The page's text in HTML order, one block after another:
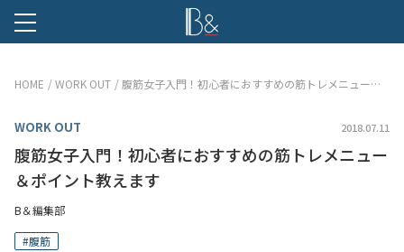
HOME WORK OUT 腹筋女子入門！初心者におすすめの筋トレメニュー＆ポイント教えます
WORK OUT 2018.07.11
腹筋女子入門！初心者におすすめの筋トレメニュー
＆ポイント教えます
B＆編集部
#腹筋